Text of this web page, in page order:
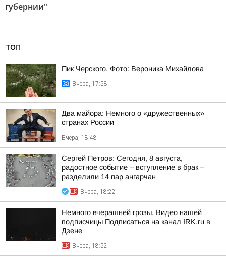
губернии"
ТОП
Пик Черского. Фото: Вероника Михайлова
Вчера, 17:58
Два майора: Немного о «дружественных»
странах России
Вчера, 18:48
Сергей Петров: Сегодня, 8 августа,
радостное событие – вступление в брак –
разделили 14 пар ангарчан
Вчера, 18:22
Немного вчерашней грозы. Видео нашей
подписчицы Подписаться на канал IRK.ru в
Дзене
Вчера, 18:52